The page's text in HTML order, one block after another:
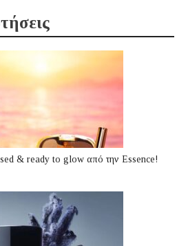
& ready to glow από την Essence!